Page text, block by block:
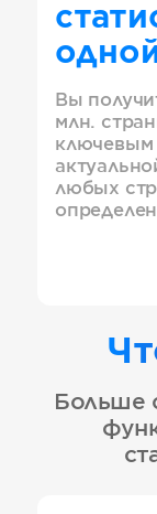
Вы
млн.
ключевым
любых
Больше